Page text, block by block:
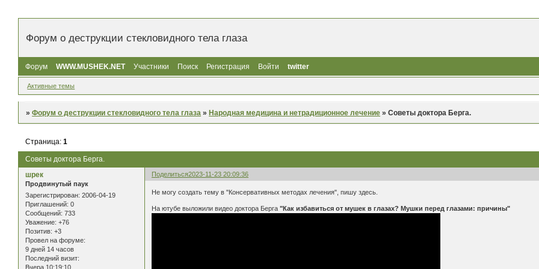
Форум о деструкции стекловидного тела глаза
Форум WWW.MUSHEK.NET Участники Поиск Регистрация Войти twitter
Активные темы
»Форум о деструкции стекловидного тела глаза »Народная медицина и нетрадиционное лечение »Советы доктора Берга.
Советы доктора Берга.
Страница:1
Поделиться2023-11-23 20:09:36
шрек
Продвинутый паук
Зарегистрирован: 2006-04-19
Приглашений: 0
Сообщений: 733
Уважение: +76
Позитив: +3
Провел на форуме:
9 дней 14 часов
Последний визит:
Вчера 10:19:10
Не могу создать тему в "Консервативных методах лечения", пишу здесь.
На ютубе выложили видео доктора Берга"Как избавиться от мушек в глазах? Мушки перед глазами: причины"